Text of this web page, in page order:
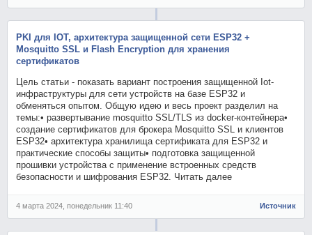
PKI для IOT, архитектура защищенной сети ESP32 +
Mosquitto SSL и Flash Encryption для хранения
сертификатов
Цель статьи - показать вариант построения защищенной Iot-
инфраструктуры для сети устройств на базе ESP32 и
обменяться опытом. Общую идею и весь проект разделил на
темы:• развертывание mosquitto SSL/TLS из docker-контейнера•
создание сертификатов для брокера Mosquitto SSL и клиентов
ESP32• архитектура хранилища сертификата для ESP32 и
практические способы защиты• подготовка защищенной
прошивки устройства с применение встроенных средств
безопасности и шифрования ESP32. Читать далее
4 марта 2024, понедельник 11:40 Источник